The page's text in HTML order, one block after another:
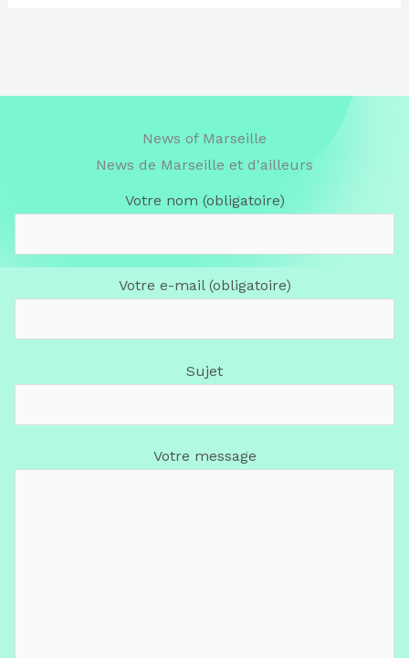
News of Marseille
News de Marseille et d'ailleurs
Votre nom (obligatoire)
Votre e-mail (obligatoire)
Sujet
Votre message